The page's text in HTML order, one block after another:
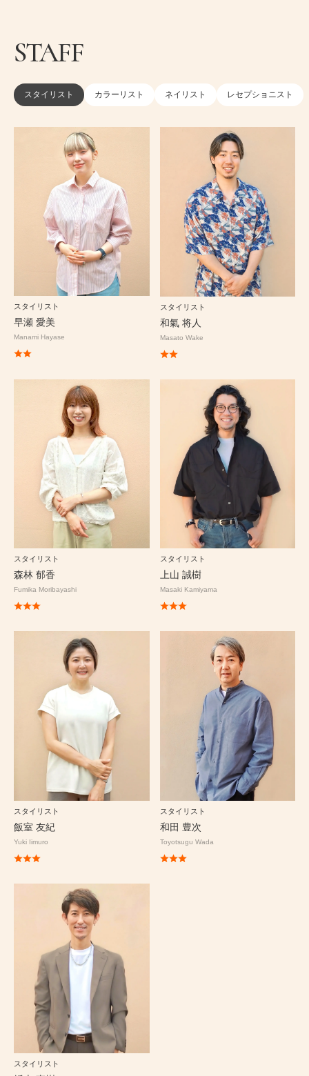
STAFF
スタイリスト カラーリスト ネイリスト レセプショニスト
スタイリスト
早瀬 愛美
Manami Hayase
スタイリスト
和氣 将人
Masato Wake
スタイリスト
森林 郁香
Fumika Moribayashi
スタイリスト
上山 誠樹
Masaki Kamiyama
スタイリスト
飯室 友紀
Yuki Iimuro
スタイリスト
和田 豊次
Toyotsugu Wada
スタイリスト